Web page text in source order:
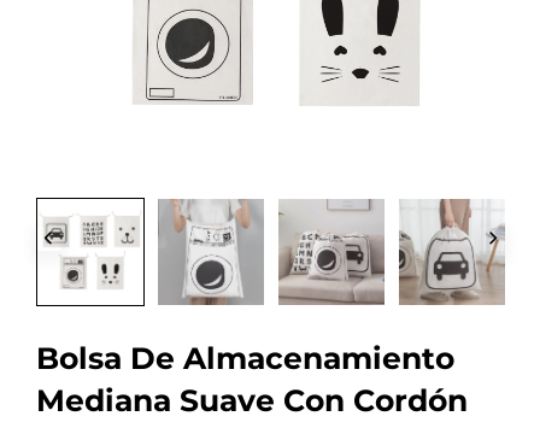
Bolsa De Almacenamiento
Mediana Suave Con Cordón